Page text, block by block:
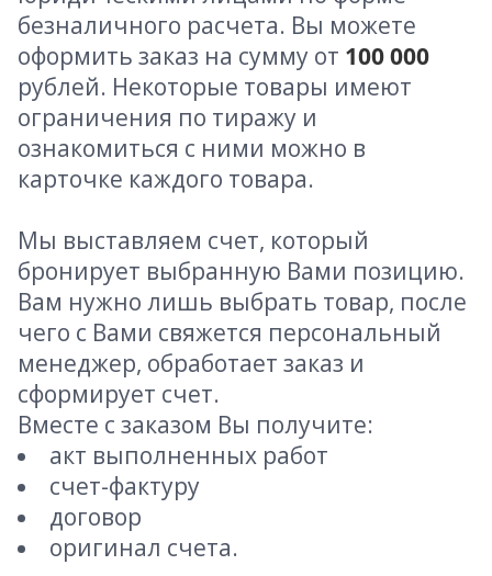
безналичного расчета. Вы можете
оформить заказ на сумму от 100 000
рублей. Некоторые товары имеют
ограничения по тиражу и
ознакомиться с ними можно в
карточке каждого товара.
Мы выставляем счет, который
бронирует выбранную Вами позицию.
Вам нужно лишь выбрать товар, после
чего с Вами свяжется персональный
менеджер, обработает заказ и
сформирует счет.
Вместе с заказом Вы получите:
акт выполненных работ
счет-фактуру
договор
оригинал счета.